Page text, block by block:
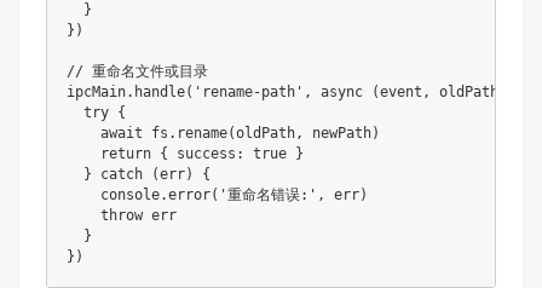
  }
})
// 重命名文件或目录
ipcMain.handle('rename-path', async (event, oldPath,
  try {
    await fs.rename(oldPath, newPath)
    return { success: true }
  } catch (err) {
    console.error('重命名错误:', err)
    throw err
  }
})